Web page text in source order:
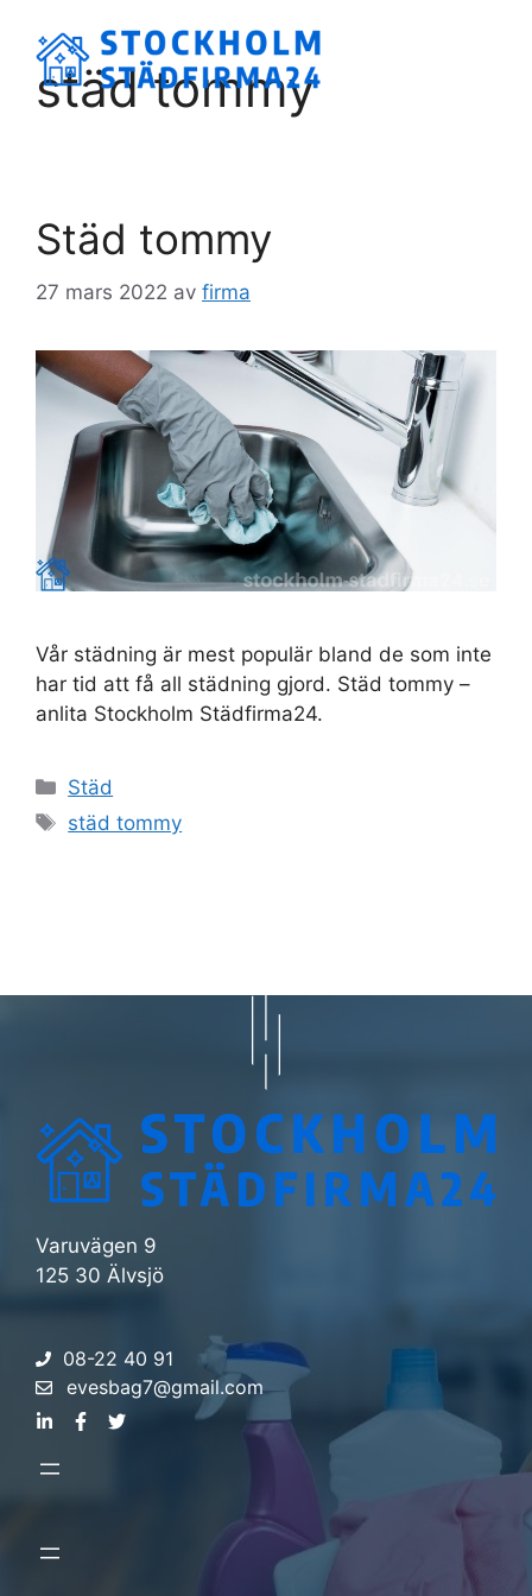
innehållstäd tommy
Städ tommy
27 mars 2022 av firma
Vår städning är mest populär bland de som inte
har tid att få all städning gjord. Städ tommy –
anlita Stockholm Städfirma24.
Kategorier
Städ
Etiketter
städ tommy
Varuvägen 9
125 30 Älvsjö
08-22 40 91
evesbag7@gmail.com